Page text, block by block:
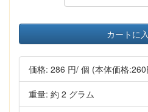
カートに
価格: 286 円/ 個 (本体価格
重量: 約 2 グラム